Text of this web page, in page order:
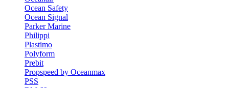
Ocean Safety
Ocean Signal
Parker Marine
Philippi
Plastimo
Polyform
Prebit
Propspeed by Oceanmax
PSS